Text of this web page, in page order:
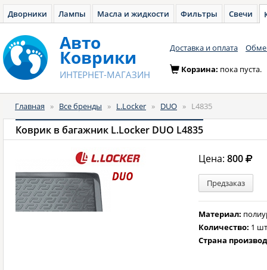
Дворники Лампы Масла и жидкости Фильтры Свечи
Авто
Коврики
ИНТЕРНЕТ-МАГАЗИН
Доставка и оплата
Корзина: пока пуста.
Главная » Все бренды » L.Locker » DUO » L4835
Коврик в багажник L.Locker DUO L4835
Цена:800
Предзаказ
Материал:
Количество: 1
Страна